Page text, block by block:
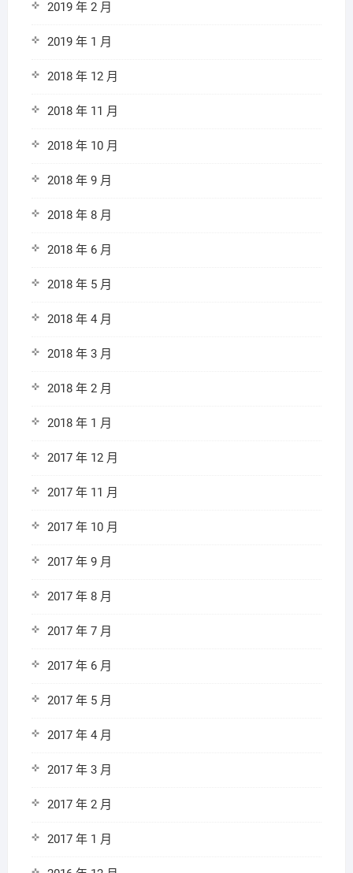
2019 年 2 月
2019 年 1 月
2018 年 12 月
2018 年 11 月
2018 年 10 月
2018 年 9 月
2018 年 8 月
2018 年 6 月
2018 年 5 月
2018 年 4 月
2018 年 3 月
2018 年 2 月
2018 年 1 月
2017 年 12 月
2017 年 11 月
2017 年 10 月
2017 年 9 月
2017 年 8 月
2017 年 7 月
2017 年 6 月
2017 年 5 月
2017 年 4 月
2017 年 3 月
2017 年 2 月
2017 年 1 月